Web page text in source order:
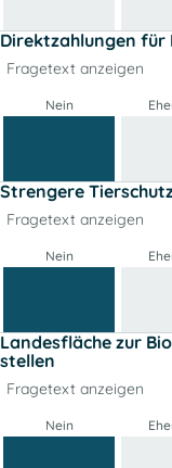
Direktzahlungen
Fragetext anzeigen
Nein
Strengere
Fragetext anzeigen
Nein
Landesfläche zur
stellen
Fragetext anzeigen
Nein